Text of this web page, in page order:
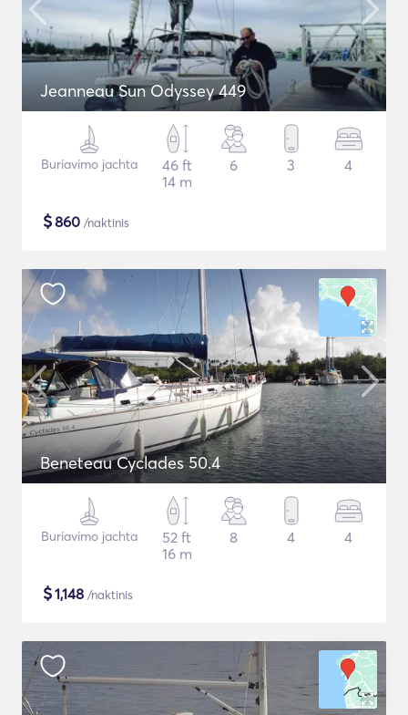
Jeanneau Sun Odyssey 449
Buriavimo jachta
46 ft
14 m
6 3 4
$860 /naktinis
Beneteau Cyclades 50.4
Buriavimo jachta
52 ft
16 m
8 4 4
$1,148 /naktinis